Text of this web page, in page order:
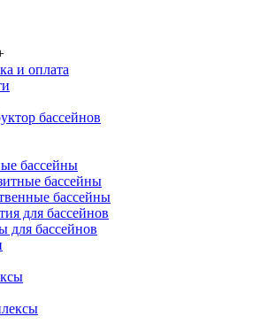
и оплата
бассейнов
бассейны
бассейны
бассейны
для бассейнов
для бассейнов